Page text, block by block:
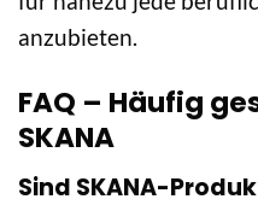
anzubieten.
FAQ – Häufig
SKANA
Sind SKANA-